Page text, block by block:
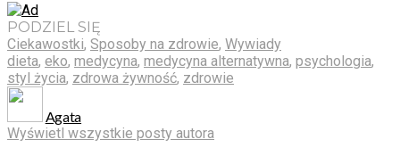
PODZIEL SIĘ
Ciekawostki, Sposoby na zdrowie, Wywiady
dieta, eko, medycyna, medycyna alternatywna, psychologia,
styl życia, zdrowa żywność, zdrowie
Agata
Wyświetl wszystkie posty autora